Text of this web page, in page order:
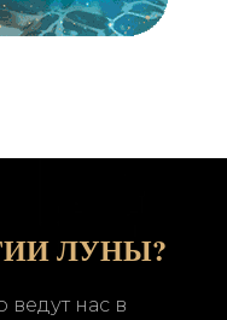
ЛУНЫ?
нас в